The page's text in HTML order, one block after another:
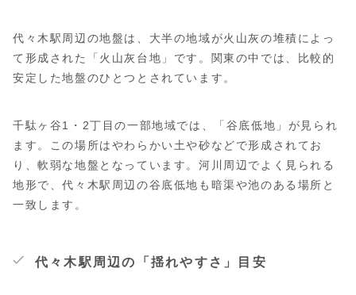
代々木駅周辺の地盤は、大半の地域が火山灰の堆積によっ
て形成された「火山灰台地」です。関東の中では、比較的
安定した地盤のひとつとされています。
千駄ヶ谷1・2丁目の一部地域では、「谷底低地」が見られ
ます。この場所はやわらかい土や砂などで形成されてお
り、軟弱な地盤となっています。河川周辺でよく見られる
地形で、代々木駅周辺の谷底低地も暗渠や池のある場所と
一致します。
代々木駅周辺の「揺れやすさ」目安